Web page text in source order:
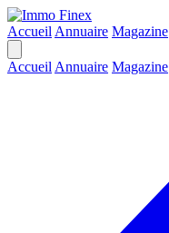
Accueil Annuaire Magazine
Accueil Annuaire Magazine